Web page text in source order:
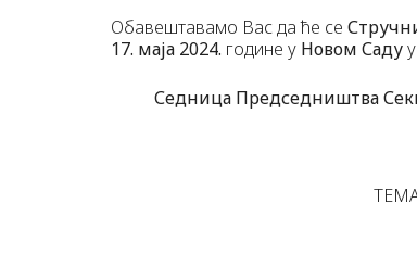
Обавештавамо Вас да ће се
17. маја 2024. године у Новом Саду
Седница Председништва